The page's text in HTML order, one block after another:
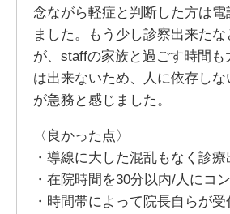
念ながら軽症と判断した方は電
ました。もう少し診察出来た
が、staffの家族と過ごす時間も
は出来ないため、人に依存しな
が急務と感じました。
〈良かった点〉
・導線に大した混乱もなく診療
・在院時間を30分以内/人にコ
・時間帯によって院長自らが